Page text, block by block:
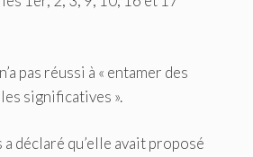
pas réussi à « entamer des
significatives ».
a déclaré qu’elle avait proposé